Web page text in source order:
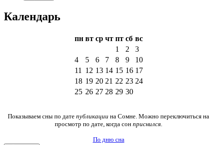
Календарь
пн вт ср чт пт сб вс
1
2
3
4
5 6 7 8 9
10
11
12 13 14 15 16 17
18 19 20 21 22 23 24
25 26 27 28 29 30
Показываем сны по дате публикации на Сомне. Можно переключиться на
просмотр по дате, когда сон приснился.
По дню сна